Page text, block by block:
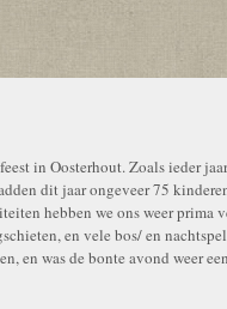
in Oosterhout. Zoals ieder
dit jaar ongeveer 75
hebben we ons weer prima
en vele bos/ en
en was de bonte avond weer